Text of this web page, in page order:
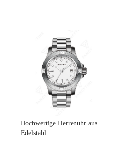
Hochwertige Herrenuhr aus
Edelstahl